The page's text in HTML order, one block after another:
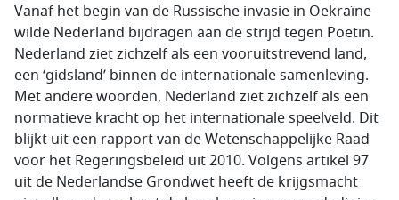
Vanaf het begin van de Russische invasie in Oekraïne
wilde Nederland bijdragen aan de strijd tegen Poetin.
Nederland ziet zichzelf als een vooruitstrevend land,
een ‘gidsland’ binnen de internationale samenleving.
Met andere woorden, Nederland ziet zichzelf als een
normatieve kracht op het internationale speelveld. Dit
blijkt uit een rapport van de Wetenschappelijke Raad
voor het Regeringsbeleid uit 2010. Volgens artikel 97
uit de Nederlandse Grondwet heeft de krijgsmacht